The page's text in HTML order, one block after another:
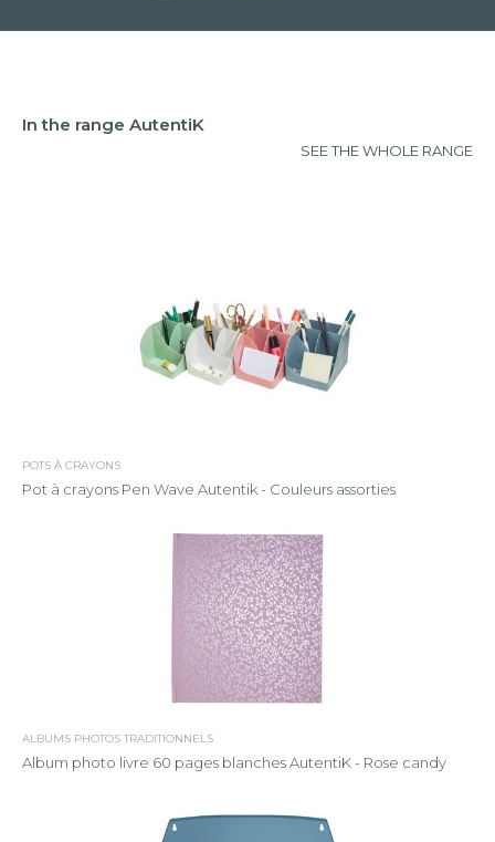
In the range AutentiK
SEE THE WHOLE RANGE
POTS À CRAYONS
Pot à crayons Pen Wave Autentik - Couleurs assorties
ALBUMS PHOTOS TRADITIONNELS
Album photo livre 60 pages blanches AutentiK - Rose candy